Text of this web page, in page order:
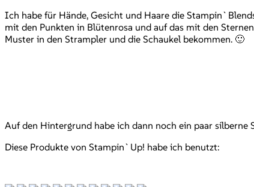
Ich habe für Hände, Gesicht und Haare die
mit den Punkten in Blütenrosa und auf das mit den
Muster in den Strampler und die Schaukel bekommen. 🙂
Auf den Hintergrund habe ich dann noch ein paar silberne
Diese Produkte von Stampin`Up! habe ich benutzt: